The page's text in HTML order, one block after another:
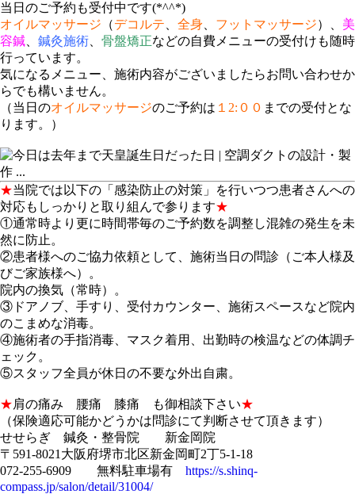
当日のご予約も受付中です(*^^*)
オイルマッサージ （デコルテ 全身 フットマッサージ）、 美
容鍼
鍼灸施術 骨盤矯正などの自費メニューの受付けも随時
行っています。
気になるメニュー、施術内容がございましたらお問い合わせか
らでも構いません。
（当日のオイルマッサージのご予約は １2:００ までの受付とな
ります。）
★当院では以下の「感染防止の対策」を行いつつ患者さんへの
対応もしっかりと取り組んで参ります★
①通常時より更に時間帯毎のご予約数を調整し混雑の発生を未
然に防止。
②患者様へのご協力依頼として、施術当日の問診（ご本人様及
びご家族様へ）。
院内の換気（常時）。
③ドアノブ、手すり、受付カウンター、施術スペースなど院内
のこまめな消毒。
④施術者の手指消毒、マスク着用、出勤時の検温などの体調チ
ェック。
⑤スタッフ全員が休日の不要な外出自粛。
★肩の痛み 腰痛 膝痛 も御相談下さい★
（保険適応可能かどうかは問診にて判断させて頂きます）
せせらぎ 鍼灸・整骨院 新金岡院
〒591-8021大阪府堺市北区新金岡町2丁5-1-18
072-255-6909 無料駐車場有 https://s.shinq-
compass.jp/salon/detail/31004/